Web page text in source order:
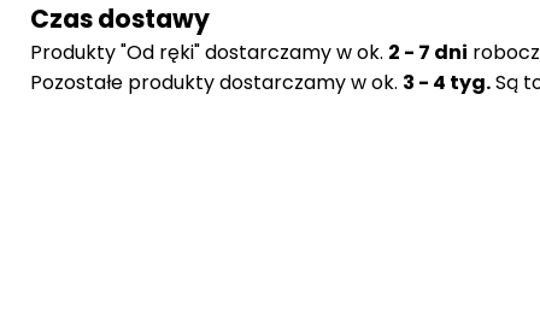
Czas dostawy
Produkty "Od ręki" dostarczamy w ok. 2 - 7 dni
Pozostałe produkty dostarczamy w ok. 3 - 4 tyg.Są